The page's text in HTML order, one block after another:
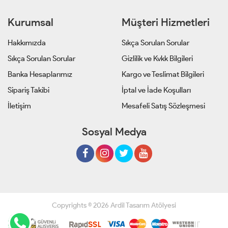
Kurumsal
Hakkımızda
Sıkça Sorulan Sorular
Banka Hesaplarımız
Sipariş Takibi
İletişim
Müşteri Hizmetleri
Sıkça Sorulan Sorular
Gizlilik ve Kvkk Bilgileri
Kargo ve Teslimat Bilgileri
İptal ve İade Koşulları
Mesafeli Satış Sözleşmesi
Sosyal Medya
Copyrights © 2026 Ardil Tasarım Atölyesi